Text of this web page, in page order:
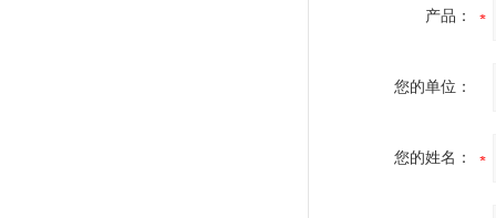
产品：
您的单位：
您的姓名：